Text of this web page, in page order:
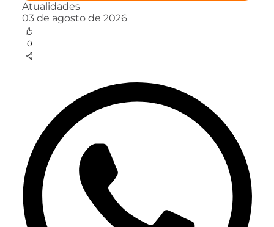
Atualidades
03 de agosto de 2026
0